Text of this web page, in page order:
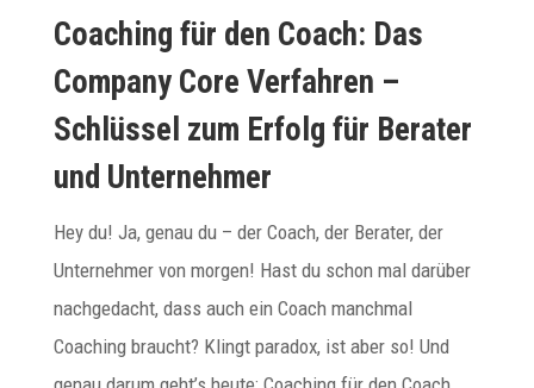
Coaching für den Coach: Das
Company Core Verfahren –
Schlüssel zum Erfolg für Berater
und Unternehmer
Hey du! Ja, genau du – der Coach, der Berater, der
Unternehmer von morgen! Hast du schon mal darüber
nachgedacht, dass auch ein Coach manchmal
Coaching braucht? Klingt paradox, ist aber so! Und